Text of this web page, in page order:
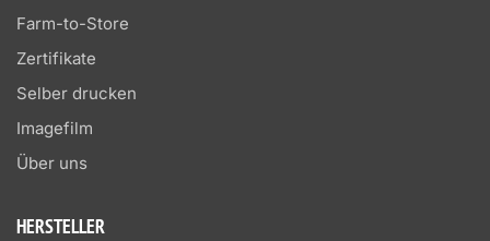
Farm-to-Store
Zertifikate
Selber drucken
Imagefilm
Über uns
HERSTELLER